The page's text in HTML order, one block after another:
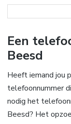
Een
Beesd
Heeft iemand jou
telefoonnummer
nodig het
Beesd? Het